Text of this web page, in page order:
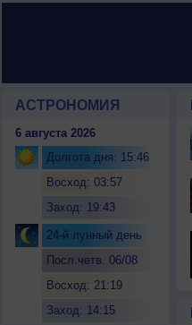
АСТРОНОМИЯ
6 августа 2026
Долгота дня: 15:46
Восход: 03:57
Заход: 19:43
24-й лунный день
Посл.четв. 06/08
Восход: 21:19
Заход: 14:15